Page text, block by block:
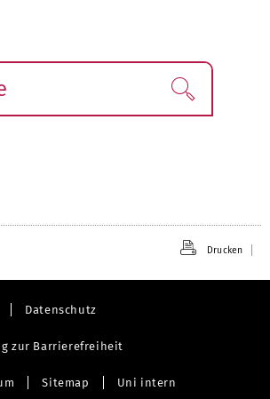
s
Finden!
Drucken
Datenschutz
zur Barrierefreiheit
Sitemap Uni intern